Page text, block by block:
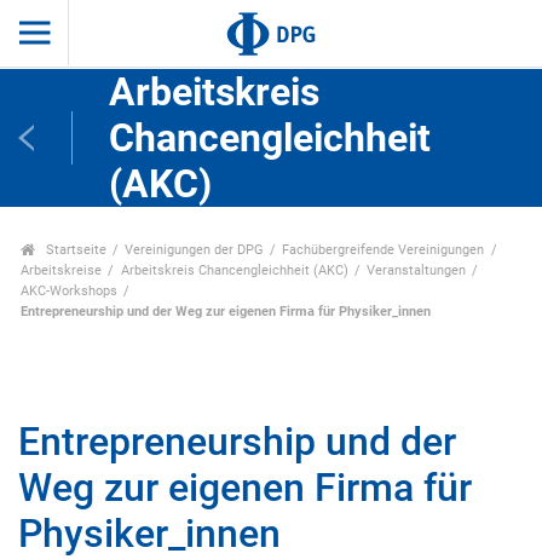
Arbeitskreis
Chancengleichheit
(AKC)
Startseite Vereinigungen der DPG
Fachübergreifende Vereinigungen
Arbeitskreise
Arbeitskreis Chancengleichheit (AKC)
Veranstaltungen
AKC-Workshops
Entrepreneurship und der Weg zur eigenen Firma für Physiker_innen
Entrepreneurship und der
Weg zur eigenen Firma für
Physiker_innen